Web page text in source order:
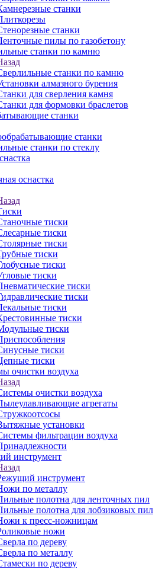
станки
станки
пилы по газобетону
станки по камню
станки по камню
алмазного бурения
для сверления камня
для формовки браслетов
станки
станки
станки по стеклу
оснастка
тиски
тиски
тиски
тиски
тиски
тиски
тиски
тиски
тиски
тиски
тиски
тиски
тиски
очистки воздуха
очистки воздуха
агрегаты
установки
фильтрации воздуха
инструмент
инструмент
по металлу
полотна для ленточных пил
полотна для лобзиковых пил
к пресс-ножницам
ножи
по дереву
по металлу
по дереву